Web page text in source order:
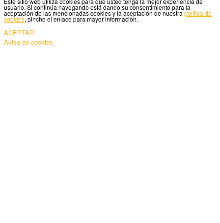
usuario. Si continúa navegando está dando su consentimiento para la
aceptación de las mencionadas cookies y la aceptación de nuestra política de
cookies, pinche el enlace para mayor información.
ACEPTAR
Aviso de cookies